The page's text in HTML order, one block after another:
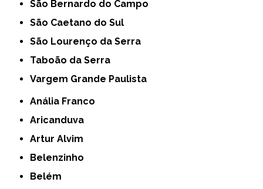
São Bernardo do Campo
São Caetano do Sul
São Lourenço da Serra
Taboão da Serra
Vargem Grande Paulista
Anália Franco
Aricanduva
Artur Alvim
Belenzinho
Belém